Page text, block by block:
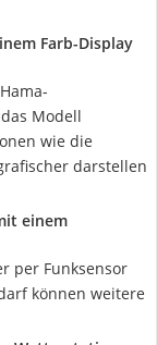
Farb-Display
Modell
wie die
darstellen
einem
per Funksensor
können weitere